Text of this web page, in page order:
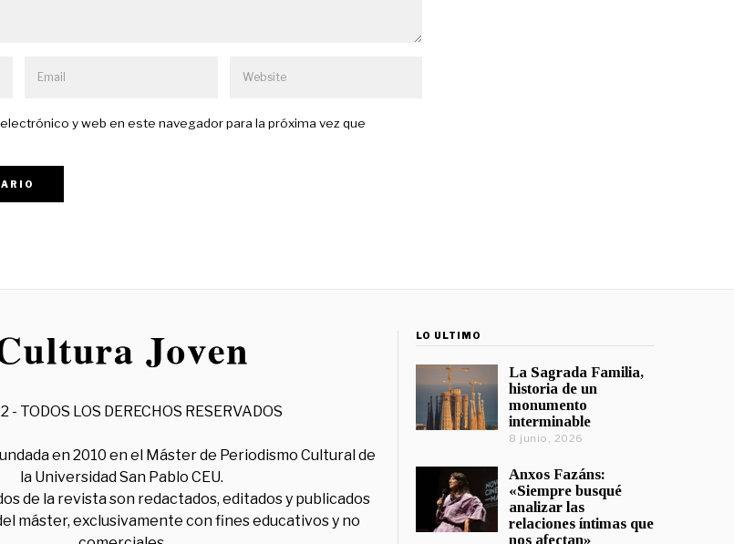
y web en este navegador para la próxima vez que
- TODOS LOS DERECHOS RESERVADOS
en 2010 en el Máster de Periodismo Cultural de
la Universidad San Pablo CEU.
de la revista son redactados, editados y publicados
máster, exclusivamente con fines educativos y no
LO ÚLTIMO
La Sagrada Familia,
historia de un
monumento
interminable
8 junio, 2026
Anxos Fazáns:
«Siempre busqué
analizar las
relaciones íntimas que
nos afectan»